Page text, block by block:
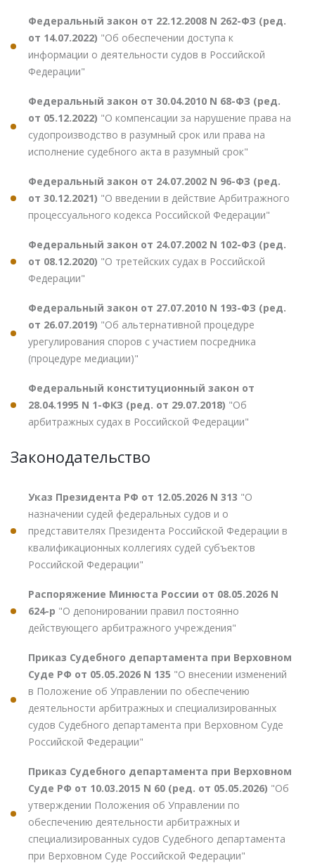
Федеральный закон от 22.12.2008 N 262-ФЗ (ред.
от 14.07.2022) "Об обеспечении доступа к
информации о деятельности судов в Российской
Федерации"
Федеральный закон от 30.04.2010 N 68-ФЗ (ред.
от 05.12.2022) "О компенсации за нарушение права на
судопроизводство в разумный срок или права на
исполнение судебного акта в разумный срок"
Федеральный закон от 24.07.2002 N 96-ФЗ (ред.
от 30.12.2021) "О введении в действие Арбитражного
процессуального кодекса Российской Федерации"
Федеральный закон от 24.07.2002 N 102-ФЗ (ред.
от 08.12.2020) "О третейских судах в Российской
Федерации"
Федеральный закон от 27.07.2010 N 193-ФЗ (ред.
от 26.07.2019) "Об альтернативной процедуре
урегулирования споров с участием посредника
(процедуре медиации)"
Федеральный конституционный закон от
28.04.1995 N 1-ФКЗ (ред. от 29.07.2018) "Об
арбитражных судах в Российской Федерации"
Законодательство
Указ Президента РФ от 12.05.2026 N 313 "О
назначении судей федеральных судов и о
представителях Президента Российской Федерации в
квалификационных коллегиях судей субъектов
Российской Федерации"
Распоряжение Минюста России от 08.05.2026 N
624-р "О депонировании правил постоянно
действующего арбитражного учреждения"
Приказ Судебного департамента при Верховном
Суде РФ от 05.05.2026 N 135 "О внесении изменений
в Положение об Управлении по обеспечению
деятельности арбитражных и специализированных
судов Судебного департамента при Верховном Суде
Российской Федерации"
Приказ Судебного департамента при Верховном
Суде РФ от 10.03.2015 N 60 (ред. от 05.05.2026) "Об
утверждении Положения об Управлении по
обеспечению деятельности арбитражных и
специализированных судов Судебного департамента
при Верховном Суде Российской Федерации"